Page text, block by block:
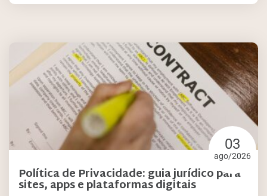
03
ago/2026
Política de Privacidade: guia jurídico para
sites, apps e plataformas digitais